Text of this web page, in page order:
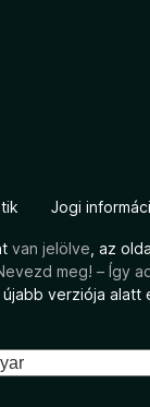
Jogi
van jelölve , az
meg! – Így
verziója alatt